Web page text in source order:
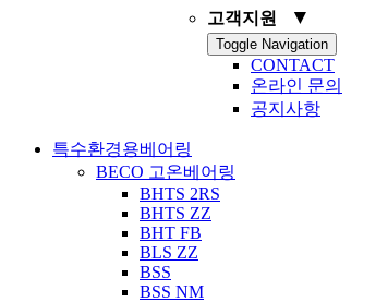
고객지원
▼
Toggle Navigation
CONTACT
온라인 문의
공지사항
특수환경용베어링
BECO 고온베어링
BHTS 2RS
BHTS ZZ
BHT FB
BLS ZZ
BSS
BSS NM